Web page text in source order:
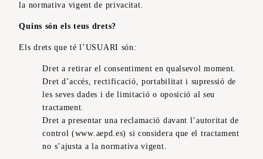
la normativa vigent de privacitat.
Quins són els teus drets?
Els drets que té l’USUARI són:
Dret a retirar el consentiment en qualsevol moment.
Dret d’accés, rectificació, portabilitat i supressió de
les seves dades i de limitació o oposició al seu
tractament.
Dret a presentar una reclamació davant l’autoritat de
control (www.aepd.es) si considera que el tractament
no s’ajusta a la normativa vigent.